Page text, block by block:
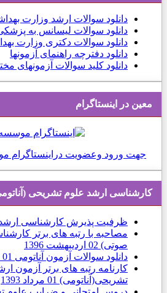
دانلود سوالات ارشد وزارت
دانلود سوالات لیسانس به
دانلود سوالات دکتری وزارت
دانلود دفترچه راهنمای آزمونها
دانلود کلید سوالات آزمونهای
معین در اینستاگرام
جهت ورود وعضویت دراینستاگرام
كارشناسی ارشد علوم تشریحی
ظرفیت پذیرش کارشناسی ارشد
مصاحبه با رتبه های برتر
صوتی) 02 ارديبهشت 1396
دانلود سوالات آزمون آناتومی 01 مرداد 1393
کارنامه رتبه های برتر آزمون
تشریحی(آناتومی) 01 مرداد 1393